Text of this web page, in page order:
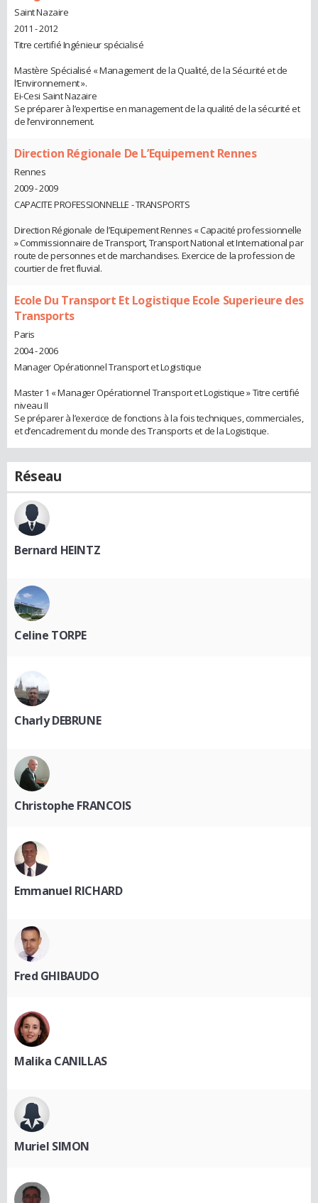
Saint Nazaire
2011 - 2012
Titre certifié Ingénieur spécialisé
Mastère Spécialisé « Management de la Qualité, de la Sécurité et de
l’Environnement ».
Ei-Cesi Saint Nazaire
Se préparer à l’expertise en management de la qualité de la sécurité et
de l’environnement.
Direction Régionale De L’Equipement Rennes
Rennes
2009 - 2009
CAPACITE PROFESSIONNELLE - TRANSPORTS
Direction Régionale de l’Equipement Rennes « Capacité professionnelle
» Commissionnaire de Transport, Transport National et International par
route de personnes et de marchandises. Exercice de la profession de
courtier de fret fluvial.
Ecole Du Transport Et Logistique Ecole Superieure des
Transports
Paris
2004 - 2006
Manager Opérationnel Transport et Logistique
Master 1 « Manager Opérationnel Transport et Logistique » Titre certifié
niveau II
Se préparer à l’exercice de fonctions à la fois techniques, commerciales,
et d’encadrement du monde des Transports et de la Logistique.
Réseau
Bernard HEINTZ
Celine TORPE
Charly DEBRUNE
Christophe FRANCOIS
Emmanuel RICHARD
Fred GHIBAUDO
Malika CANILLAS
Muriel SIMON